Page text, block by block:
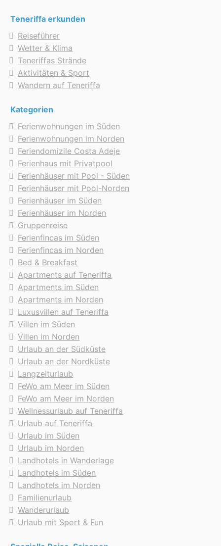
Teneriffa erkunden
Reiseführer
Wetter & Klima
Teneriffas Strände
Aktivitäten & Sport
Wandern auf Teneriffa
Kategorien
Ferienwohnungen im Süden
Ferienwohnungen im Norden
Feriendomizile Costa Adeje
Ferienhaus mit Privatpool
Ferienhäuser mit Pool - Süden
Ferienhäuser mit Pool-Norden
Ferienhäuser im Süden
Ferienhäuser im Norden
Gruppenreise
Ferienfincas im Süden
Ferienfincas im Norden
Bed & Breakfast
Apartments auf Teneriffa
Apartments im Süden
Apartments im Norden
Luxusvillen auf Teneriffa
Villen im Süden
Villen im Norden
Urlaub an der Südküste
Urlaub an der Nordküste
Langzeiturlaub
FeWo am Meer im Süden
FeWo am Meer im Norden
Wellnessurlaub auf Teneriffa
Urlaub auf Teneriffa
Urlaub im Süden
Urlaub im Norden
Landhotels in Wanderlage
Landhotels im Süden
Landhotels im Norden
Familienurlaub
Wanderurlaub
Urlaub mit Sport & Fun